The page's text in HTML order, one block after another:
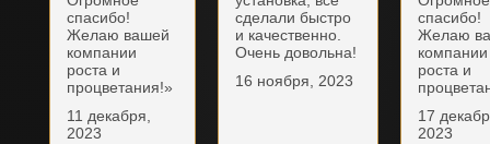
спасибо!
Желаю вашей
компании
роста и
процветания!»
11 декабря,
2023
сделали быстро
и качественно.
Очень довольна!
16 ноября, 2023
спасибо!
Желаю
компании
роста и
17
2023